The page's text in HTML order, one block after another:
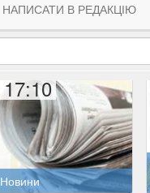
НАПИСАТИ В РЕДАКЦІЮ
17:10
Новини